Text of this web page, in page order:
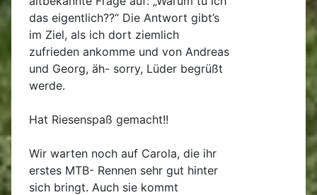
das eigentlich??“ Die Antwort gibt’s
im Ziel, als ich dort ziemlich
zufrieden ankomme und von Andreas
und Georg, äh- sorry, Lüder begrüßt
werde.
Hat Riesenspaß gemacht!!
Wir warten noch auf Carola, die ihr
erstes MTB- Rennen sehr gut hinter
sich bringt. Auch sie kommt